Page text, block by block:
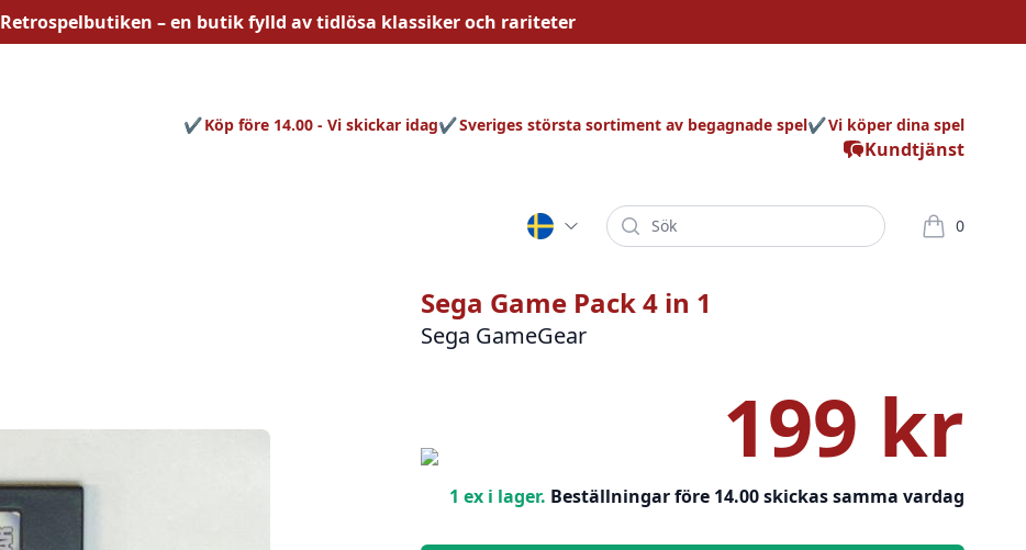
Retrospelbutiken – en butik fylld avtidlösa klassiker och rariteter
Kundtjänst
Köp före 14.00 - Vi skickar idag Sveriges största sortiment av begagnade spel Vi köper dina spel
Sök 0
varor i
Sega Game Pack 4 in 1
Sega GameGear
199 kr
1 ex i lager. Beställningar före 14.00 skickas samma vardag